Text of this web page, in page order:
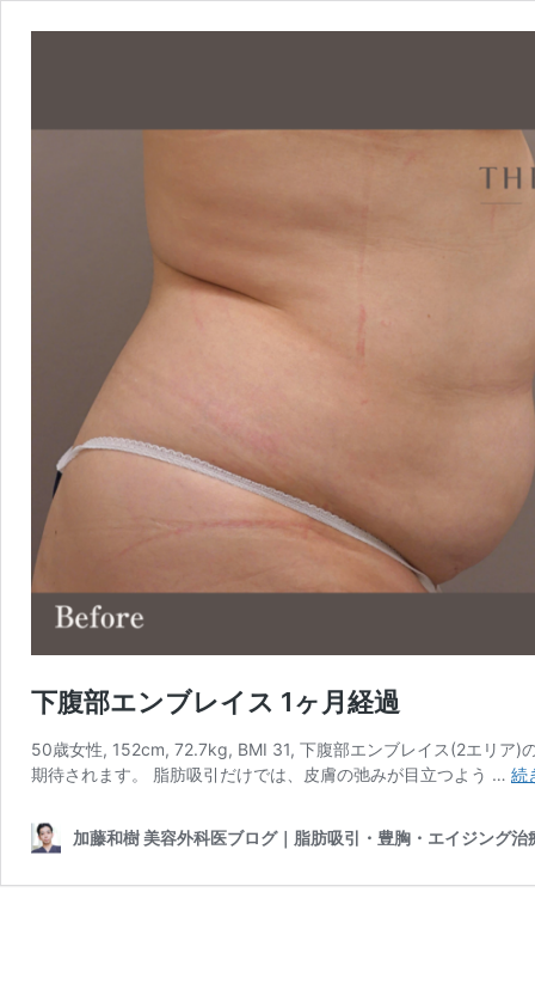
下腹部エンブレイス 1ヶ月経過
50歳女性, 152cm, 72.7kg, BMI 31, 下腹部エンブレイス(2エリア)
期待されます。 脂肪吸引だけでは、皮膚の弛みが目立つよう … 続
加藤和樹 美容外科医ブログ｜脂肪吸引・豊胸・エイジング治